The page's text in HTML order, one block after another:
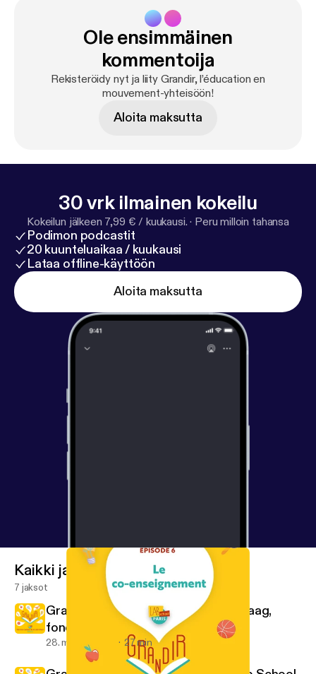
Ole ensimmäinen
kommentoija
Rekisteröidy nyt ja liity Grandir, l’éducation en
mouvement-yhteisöön!
Aloita maksutta
30 vrk ilmainen kokeilu
Kokeilun jälkeen 7,99 € / kuukausi. · Peru milloin tahansa
Podimon podcastit
20 kuunteluaikaa / kuukausi
Lataa offline-käyttöön
Aloita maksutta
Kaikki jaksot
7 jaksot
Grandir : Rencontre avec Pascale Haag,
fondatrice
28. marras 2025 27 min